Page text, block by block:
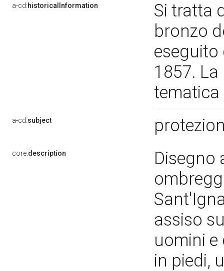
a-cd:historicalInformation
Si tratta
bronzo
eseguito
1857.
a-cd:subject
core:description
Disegno
assiso
uomini
in piedi,